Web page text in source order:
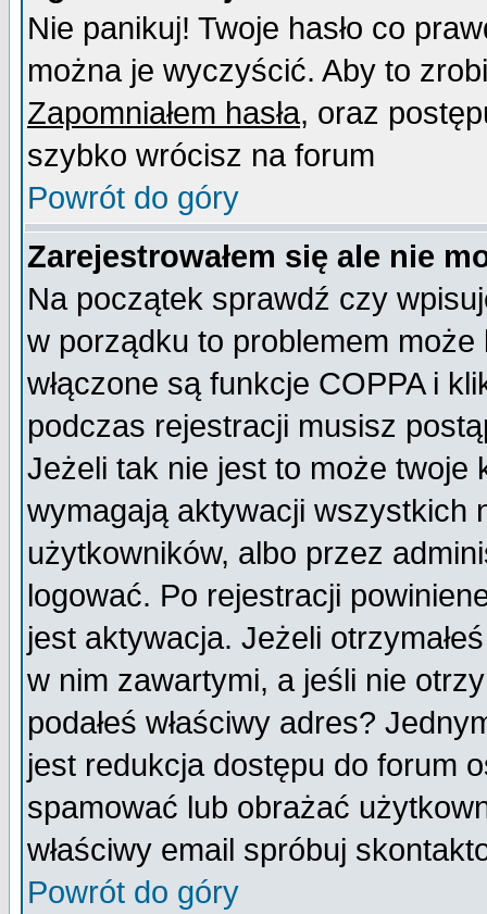
Nie panikuj! Twoje hasło co
można je wyczyścić. Aby to
Zapomniałem hasła, oraz
szybko wrócisz na forum
Powrót do góry
Zarejestrowałem się ale nie
Na początek sprawdź czy
w porządku to problemem
włączone są funkcje COPPA i
podczas rejestracji musisz
Jeżeli tak nie jest to może twoje
wymagają aktywacji wszystkich
użytkowników, albo przez
logować. Po rejestracji
jest aktywacja. Jeżeli
w nim zawartymi, a jeśli nie
podałeś właściwy adres?
jest redukcja dostępu do forum
spamować lub obrażać
właściwy email spróbuj
Powrót do góry